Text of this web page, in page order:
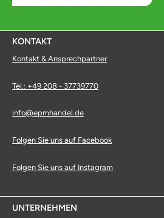
KONTAKT
Kontakt & Ansprechpartner
Tel.: +49 208 - 37739770
info@epmhandel.de
Folgen Sie uns auf Facebook
Folgen Sie uns auf Instagram
UNTERNEHMEN